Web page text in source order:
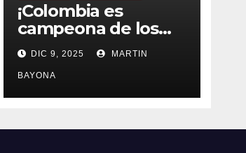
¡Colombia es
campeona de los
Juegos Bolivarianos
2025
DIC 9, 2025 MARTIN
BAYONA